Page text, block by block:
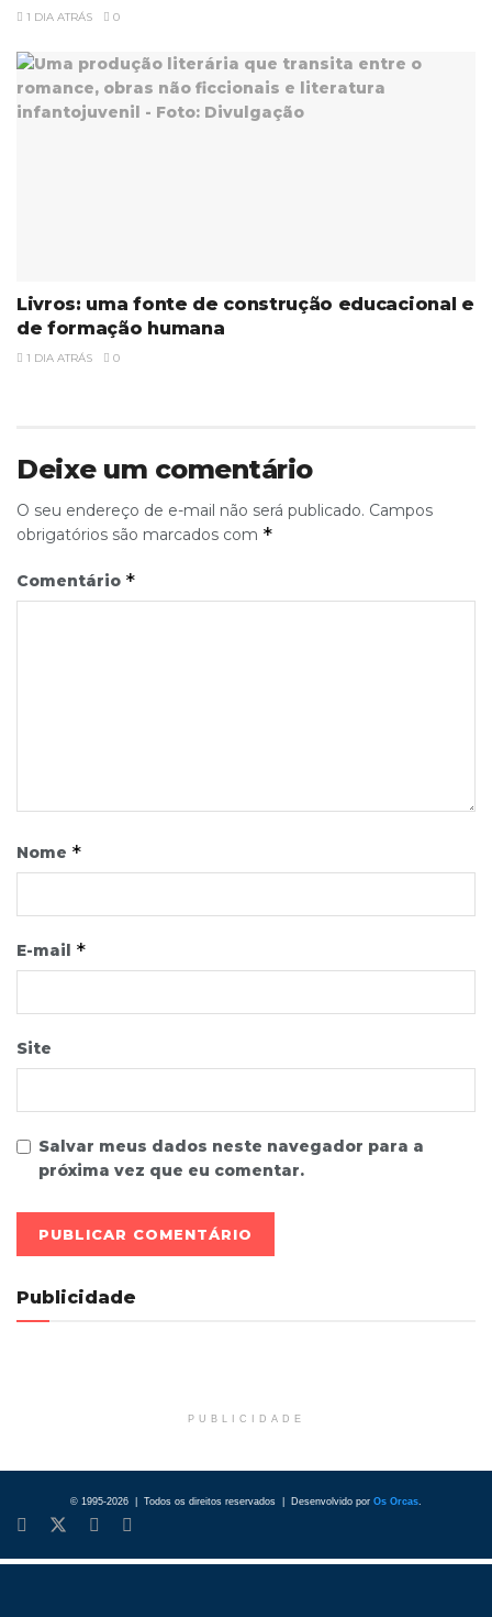
1 DIA ATRÁS 0
Livros: uma fonte de construção educacional e
de formação humana
1 DIA ATRÁS 0
Deixe um comentário
O seu endereço de e-mail não será publicado. Campos
obrigatórios são marcados com *
Comentário *
Nome *
E-mail *
Site
Salvar meus dados neste navegador para a
próxima vez que eu comentar.
Publicidade
PUBLICIDADE
© 1995-2026 | Todos os direitos reservados | Desenvolvido por Os Orcas.